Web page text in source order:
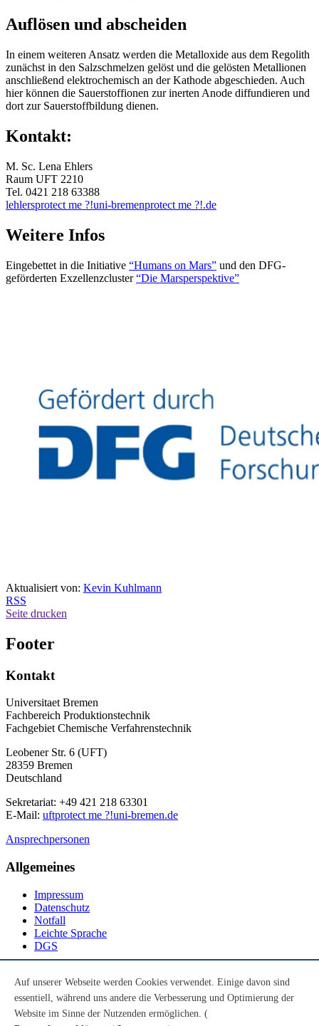
Auflösen und abscheiden
In einem weiteren Ansatz werden die Metalloxide aus dem Regolith
zunächst in den Salzschmelzen gelöst und die gelösten Metallionen
anschließend elektrochemisch an der Kathode abgeschieden. Auch
hier können die Sauerstoffionen zur inerten Anode diffundieren und
dort zur Sauerstoffbildung dienen.
Kontakt:
M. Sc. Lena Ehlers
Raum UFT 2210
Tel. 0421 218 63388
lehlersprotect me ?!uni-bremenprotect me ?!.de
Weitere Infos
Eingebettet in die Initiative “Humans on Mars” und den DFG-
geförderten Exzellenzcluster“Die Marsperspektive”
Aktualisiert von: Kevin Kuhlmann
RSS
Seite drucken
Footer
Kontakt
Universitaet Bremen
Fachbereich Produktionstechnik
Fachgebiet Chemische Verfahrenstechnik
Leobener Str. 6 (UFT)
28359 Bremen
Deutschland
Sekretariat: +49 421 218 63301
E-Mail: uftprotect me ?!uni-bremen.de
Ansprechpersonen
Allgemeines
Impressum
Datenschutz
Notfall
Leichte Sprache
DGS
Youtube
Instagram
Auf unserer Webseite werden Cookies verwendet. Einige davon sind
essentiell, während uns andere die Verbesserung und Optimierung der
Website im Sinne der Nutzenden ermöglichen. (